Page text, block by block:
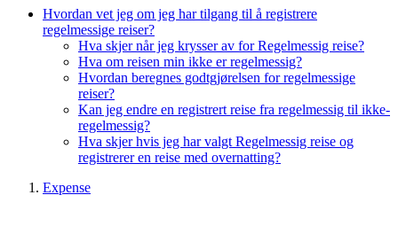
Hvordan vet jeg om jeg har tilgang til å registrere
regelmessige reiser?
Hva skjer når jeg krysser av for Regelmessig reise?
Hva om reisen min ikke er regelmessig?
Hvordan beregnes godtgjørelsen for regelmessige
reiser?
Kan jeg endre en registrert reise fra regelmessig til ikke-
regelmessig?
Hva skjer hvis jeg har valgt Regelmessig reise og
registrerer en reise med overnatting?
Expense